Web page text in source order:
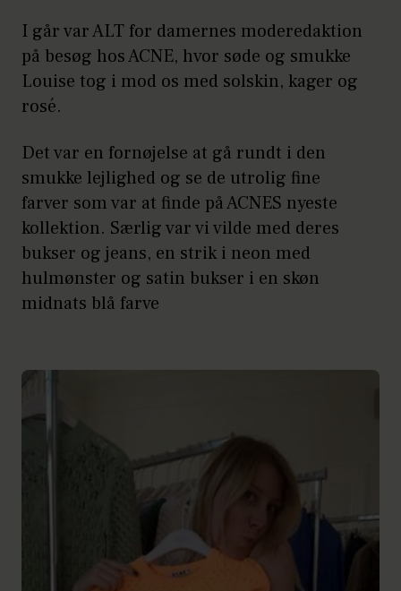
I går var ALT for damernes moderedaktion
på besøg hos ACNE, hvor søde og smukke
Louise tog i mod os med solskin, kager og
rosé.
Det var en fornøjelse at gå rundt i den
smukke lejlighed og se de utrolig fine
farver som var at finde på ACNES nyeste
kollektion. Særlig var vi vilde med deres
bukser og jeans, en strik i neon med
hulmønster og satin bukser i en skøn
midnats blå farve